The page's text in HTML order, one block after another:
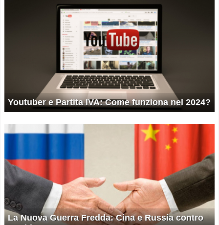
Youtuber e Partita IVA: Come funziona nel 2024?
La Nuova Guerra Fredda: Cina e Russia contro